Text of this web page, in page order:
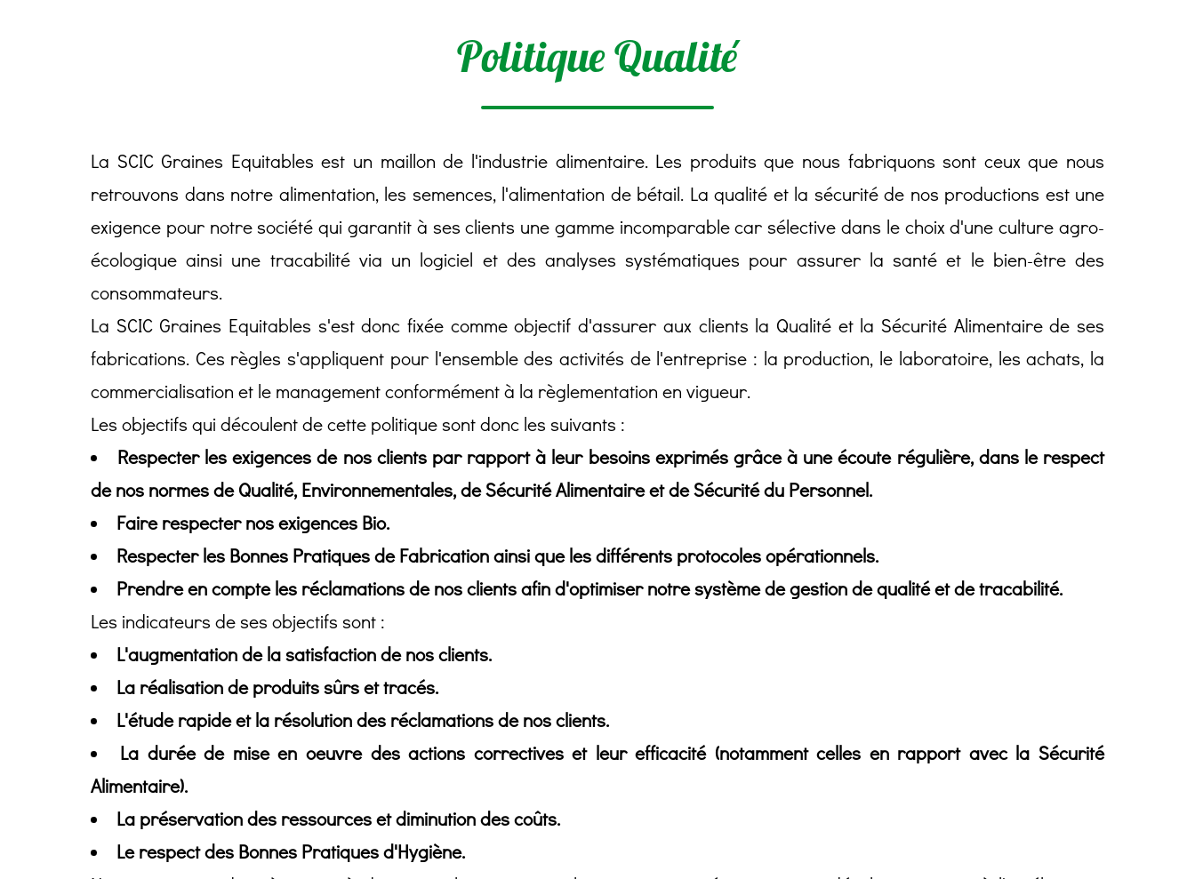
Politique Qualité
La SCIC Graines Equitables est un maillon de l'industrie alimentaire. Les produits que nous fabriquons sont ceux que nous
retrouvons dans notre alimentation, les semences, l'alimentation de bétail. La qualité et la sécurité de nos productions est une
exigence pour notre société qui garantit à ses clients une gamme incomparable car sélective dans le choix d'une culture agro-
écologique ainsi une tracabilité via un logiciel et des analyses systématiques pour assurer la santé et le bien-être des
consommateurs.
La SCIC Graines Equitables s'est donc fixée comme objectif d'assurer aux clients la Qualité et la Sécurité Alimentaire de ses
fabrications. Ces règles s'appliquent pour l'ensemble des activités de l'entreprise : la production, le laboratoire, les achats, la
commercialisation et le management conformément à la règlementation en vigueur.
Les objectifs qui découlent de cette politique sont donc les suivants :
Respecter les exigences de nos clients par rapport à leur besoins exprimés grâce à une écoute régulière, dans le respect
de nos normes de Qualité, Environnementales, de Sécurité Alimentaire et de Sécurité du Personnel.
Faire respecter nos exigences Bio.
Respecter les Bonnes Pratiques de Fabrication ainsi que les différents protocoles opérationnels.
Prendre en compte les réclamations de nos clients afin d'optimiser notre système de gestion de qualité et de tracabilité.
Les indicateurs de ses objectifs sont :
L'augmentation de la satisfaction de nos clients.
La réalisation de produits sûrs et tracés.
L'étude rapide et la résolution des réclamations de nos clients.
La durée de mise en oeuvre des actions correctives et leur efficacité (notamment celles en rapport avec la Sécurité
Alimentaire).
La préservation des ressources et diminution des coûts.
Le respect des Bonnes Pratiques d'Hygiène.